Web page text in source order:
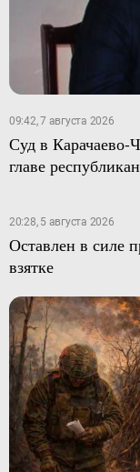
09:42, 7 августа 2026
Суд в Карачаево-
главе
20:28, 5 августа 2026
Оставлен в силе
взятке